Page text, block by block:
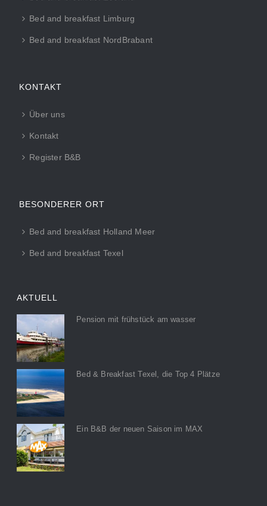
Bed and breakfast Limburg
Bed and breakfast NordBrabant
KONTAKT
Über uns
Kontakt
Register B&B
BESONDERER ORT
Bed and breakfast Holland Meer
Bed and breakfast Texel
AKTUELL
Pension mit frühstück am wasser
Bed & Breakfast Texel, die Top 4 Plätze
Ein B&B der neuen Saison im MAX